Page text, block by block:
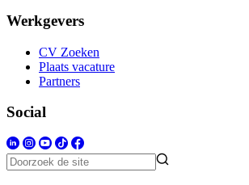
Werkgevers
CV Zoeken
Plaats vacature
Partners
Social